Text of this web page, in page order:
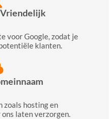
voor Google, zodat je
klanten.
zoals hosting en
laten verzorgen.